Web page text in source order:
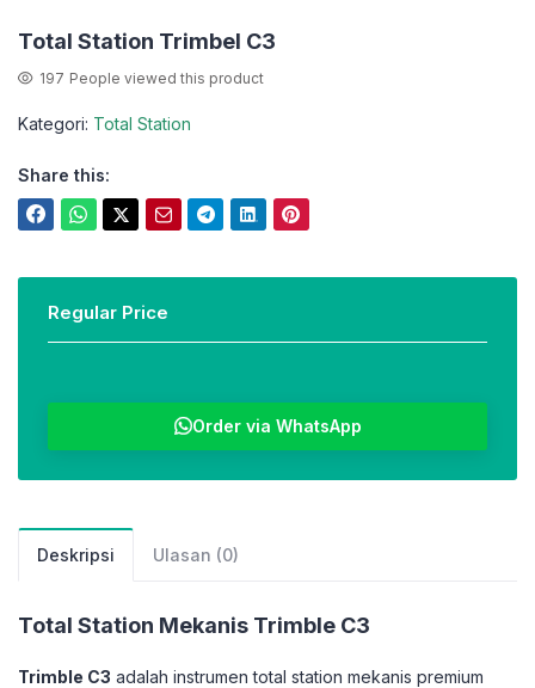
Total Station Trimbel C3
197 People viewed this product
Kategori: Total Station
Share this:
Regular Price
Order via WhatsApp
Deskripsi Ulasan (0)
Total Station Mekanis Trimble C3
Trimble C3 adalah instrumen total station mekanis premium